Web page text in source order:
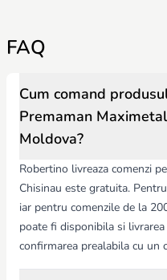
FAQ
Cum comand
Premaman
Moldova?
Robertino livreaza comenzi
Chisinau este gratuita.
iar pentru comenzile de la
poate fi disponibila si
confirmarea prealabila cu un